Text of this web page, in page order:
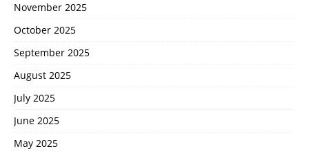
November 2025
October 2025
September 2025
August 2025
July 2025
June 2025
May 2025